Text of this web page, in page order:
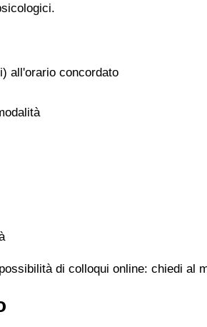
all'orario concordato
di colloqui online: chiedi al